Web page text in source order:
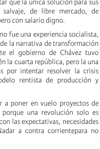
que la única solución para sus
de libre mercado, de
con salario digno.
fue una experiencia socialista,
la narrativa de transformación
el gobierno de Chávez tuvo
la cuarta república, pero la una
por intentar resolver la crisis
rentista de producción y
a poner en vuelo proyectos de
una revolución solo es
las expectativas, necesidades
a contra corrientepara no